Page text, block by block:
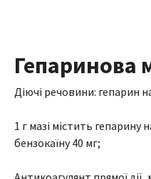
Гепаринова
Діючі речовини: гепарин
1 г мазі містить гепарину
бензокаїну 40 мг;